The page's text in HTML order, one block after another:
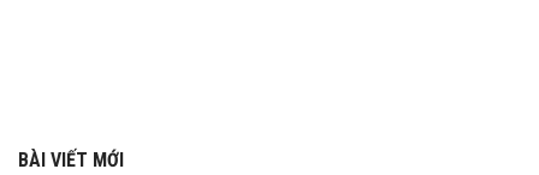
BÀI VIẾT MỚI